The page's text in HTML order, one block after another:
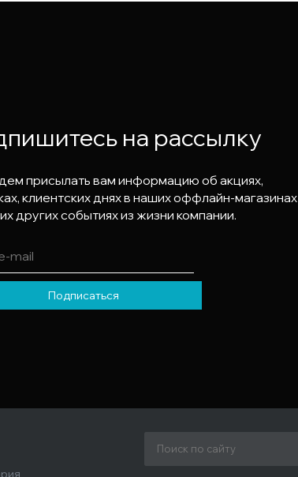
на рассылку
присылать вам информацию об акциях,
клиентских днях в наших оффлайн-магазинах
других событиях из жизни компании.
Подписаться